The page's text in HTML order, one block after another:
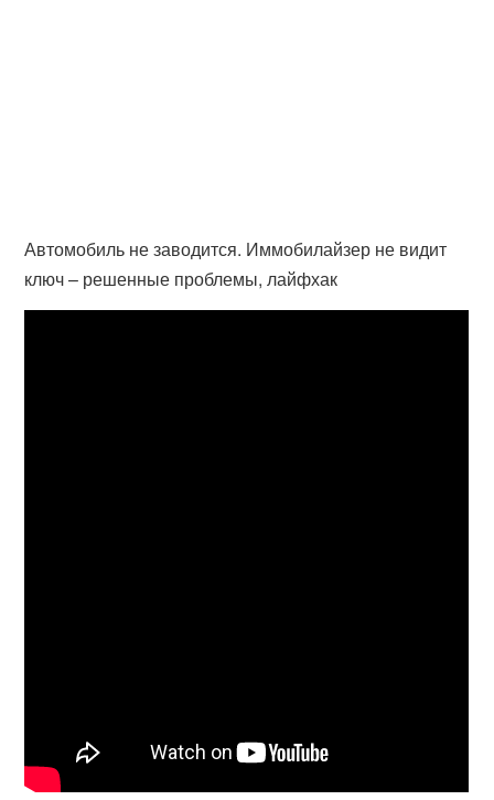
Автомобиль не заводится. Иммобилайзер не видит
ключ – решенные проблемы, лайфхак